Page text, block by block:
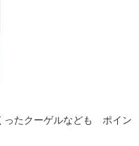
ったクーゲルなども ポイン